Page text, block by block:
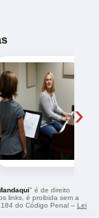
›
" é de direito
links, é proibida sem a
do Código Penal – Lei